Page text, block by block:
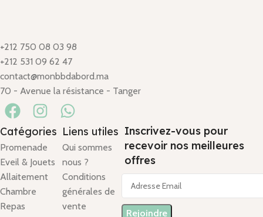
+212 750 08 03 98
+212 531 09 62 47
contact@monbbdabord.ma
70 - Avenue la résistance - Tanger
Catégories
Promenade
Eveil & Jouets
Allaitement
Chambre
Repas
Liens utiles
Qui sommes
nous ?
Conditions
générales de
vente
Inscrivez-vous pour
recevoir nos meilleures
offres